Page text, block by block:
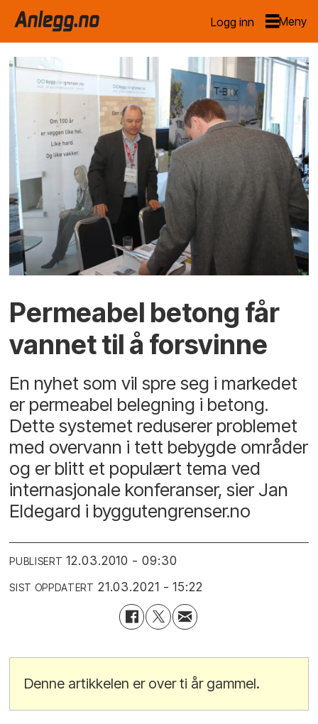
Logg inn
Permeabel betong får
vannet til å forsvinne
En nyhet som vil spre seg i markedet
er permeabel belegning i betong.
Dette systemet reduserer problemet
med overvann i tett bebygde områder
og er blitt et populært tema ved
internasjonale konferanser, sier Jan
Eldegard i byggutengrenser.no
PUBLISERT 12.03.2010 - 09:30
SIST OPPDATERT 21.03.2021 - 15:22
Denne artikkelen er over ti år gammel.